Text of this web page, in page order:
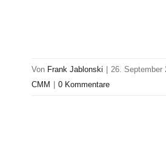
Von Frank Jablonski 26. September
CMM
0 Kommentare